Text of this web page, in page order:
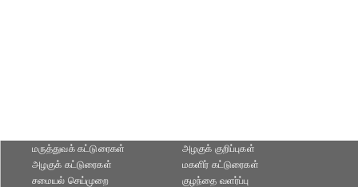
மருத்துவக் கட்டுரைகள்
அழகுக் கட்டுரைகள்
அழகுக் குறிப்புகள்
மகளிர் கட்டுரைகள்
சமையல் செய்முறை
குழந்தை வளர்ப்பு